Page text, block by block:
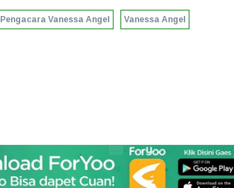
Pengacara Vanessa Angel Vanessa Angel